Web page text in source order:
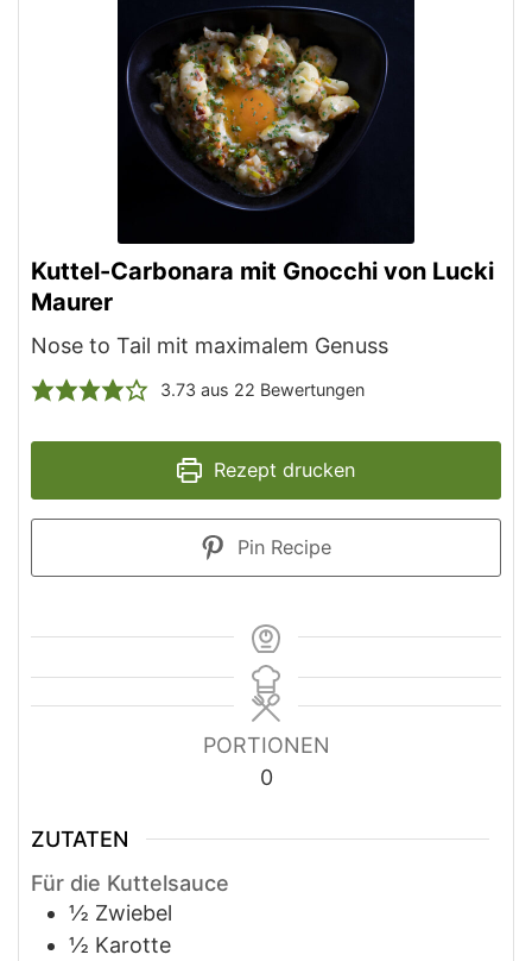
Kuttel-Carbonara mit Gnocchi von Lucki
Maurer
Nose to Tail mit maximalem Genuss
3.73 aus 22 Bewertungen
Rezept drucken
Pin Recipe
PORTIONEN
0
ZUTATEN
Für die Kuttelsauce
½ Zwiebel
½ Karotte